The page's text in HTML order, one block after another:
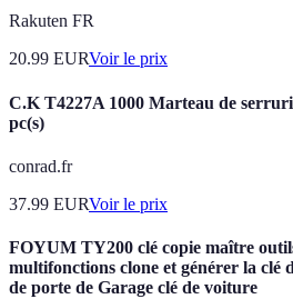
Rakuten FR
20.99 EURVoir le prix
C.K T4227A 1000 Marteau de
pc(s)
conrad.fr
37.99 EURVoir le prix
FOYUM TY200 clé copie maître
multifonctions clone et générer la clé
de porte de Garage clé de voiture